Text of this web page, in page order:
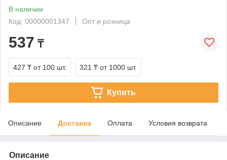
В наличии
Код: 00000001347
Опт и розница
537 ₸
427 ₸ от 100 шт. 321 ₸ от 1000 шт.
Купить
Описание Доставка Оплата Условия возврата
Описание